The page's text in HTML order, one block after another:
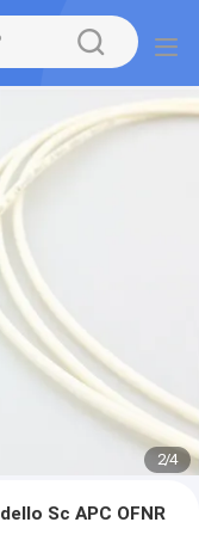
2/4
Sc APC OFNR